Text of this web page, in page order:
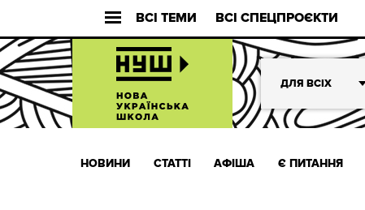
ВСІ ТЕМИ ВСІ СПЕЦПРОЄКТИ
ДЛЯ ВСІХ
НОВИНИ СТАТТІ АФІША Є ПИТАННЯ